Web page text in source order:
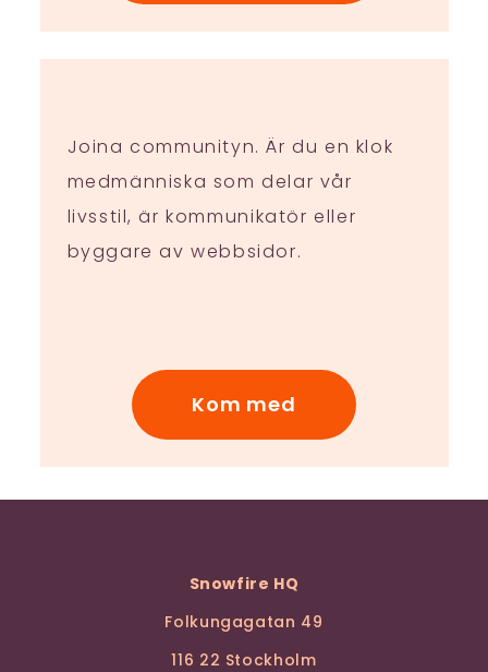
Joina communityn. Är du en klok
medmänniska som delar vår
livsstil, är kommunikatör eller
byggare av webbsidor.
Kom med
Snowfire HQ
Folkungagatan 49
116 22 Stockholm